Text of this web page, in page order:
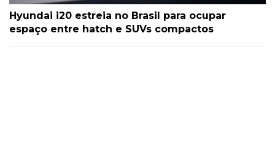
Hyundai i20 estreia no Brasil para ocupar
espaço entre hatch e SUVs compactos